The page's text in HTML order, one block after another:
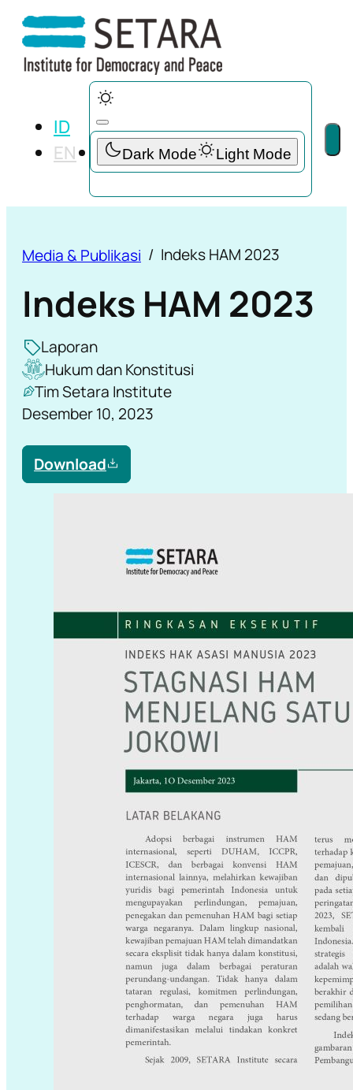
ID
EN
Media & Publikasi Indeks HAM 2023
Indeks HAM 2023
Laporan
Hukum dan Konstitusi
Tim Setara Institute
Desember 10, 2023
Download